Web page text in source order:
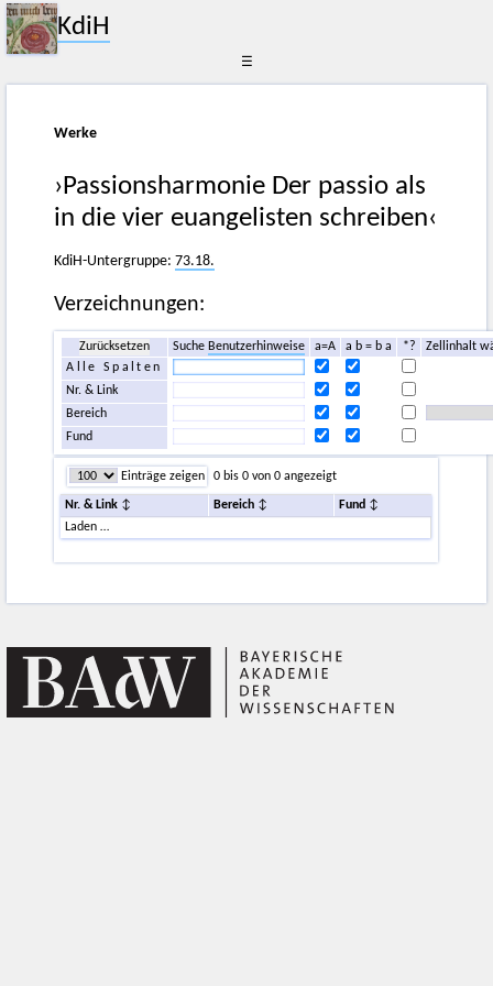
KdiH
☰
Werke
›Passionsharmonie Der passio als
in die vier euangelisten schreiben‹
KdiH-Untergruppe:73.18.
Verzeichnungen:
Zurücksetzen Suche Benutzerhinweise a=A a b = b a *?
Zellinhalt
Alle Spalten
Nr. & Link
Bereich
Fund
Einträge zeigen 0 bis 0 von 0 angezeigt
Nr. & Link Bereich
Fund
Laden …